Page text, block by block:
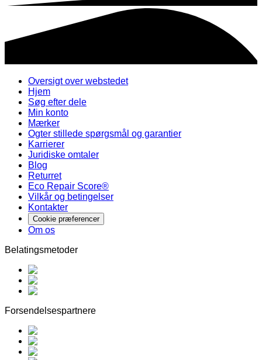
Oversigt over webstedet
Hjem
Søg efter dele
Min konto
Mærker
Ogter stillede spørgsmål og garantier
Karrierer
Juridiske omtaler
Blog
Returret
Eco Repair Score®
Vilkår og betingelser
Kontakter
Cookie præferencer
Om os
Belatingsmetoder
Forsendelsespartnere